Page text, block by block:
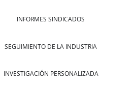
INFORMES SINDICADOS
SEGUIMIENTO DE LA INDUSTRIA
INVESTIGACIÓN PERSONALIZADA